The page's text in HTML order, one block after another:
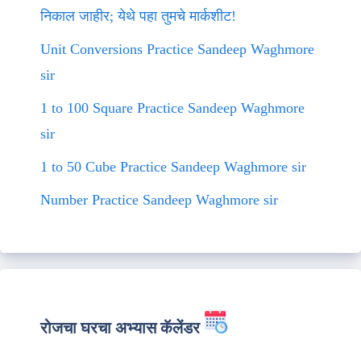
निकाल जाहीर; येथे पहा तुमचे मार्कशीट!
Unit Conversions Practice Sandeep Waghmore
sir
1 to 100 Square Practice Sandeep Waghmore
sir
1 to 50 Cube Practice Sandeep Waghmore sir
Number Practice Sandeep Waghmore sir
रोजचा घरचा अभ्यास कॅलेंडर